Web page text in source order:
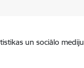
un sociālo mediju